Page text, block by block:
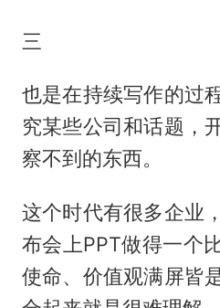
三
也是在持续写作的过
究某些公司和话题，
察不到的东西。
这个时代有很多企业
布会上PPT做得一个
使命、价值观满屏皆